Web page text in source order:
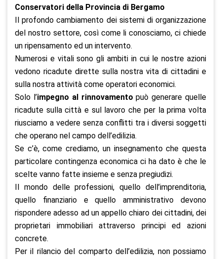
Conservatori della Provincia di Bergamo
Il profondo cambiamento dei sistemi di organizzazione
del nostro settore, così come li conosciamo, ci chiede
un ripensamento ed un intervento.
Numerosi e vitali sono gli ambiti in cui le nostre azioni
vedono ricadute dirette sulla nostra vita di cittadini e
sulla nostra attività come operatori economici.
Solo l’impegno al rinnovamento può generare quelle
ricadute sulla città e sul lavoro che per la prima volta
riusciamo a vedere senza conflitti tra i diversi soggetti
che operano nel campo dell’edilizia.
Se c’è, come crediamo, un insegnamento che questa
particolare contingenza economica ci ha dato è che le
scelte vanno fatte insieme e senza pregiudizi.
Il mondo delle professioni, quello dell’imprenditoria,
quello finanziario e quello amministrativo devono
rispondere adesso ad un appello chiaro dei cittadini, dei
proprietari immobiliari attraverso principi ed azioni
concrete.
Per il rilancio del comparto dell’edilizia, non possiamo